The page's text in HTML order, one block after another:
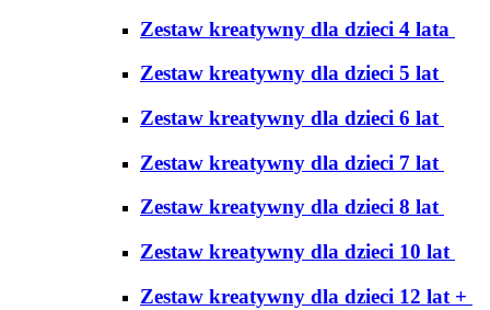
Zestaw kreatywny dla dzieci 4 lata
Zestaw kreatywny dla dzieci 5 lat
Zestaw kreatywny dla dzieci 6 lat
Zestaw kreatywny dla dzieci 7 lat
Zestaw kreatywny dla dzieci 8 lat
Zestaw kreatywny dla dzieci 10 lat
Zestaw kreatywny dla dzieci 12 lat +